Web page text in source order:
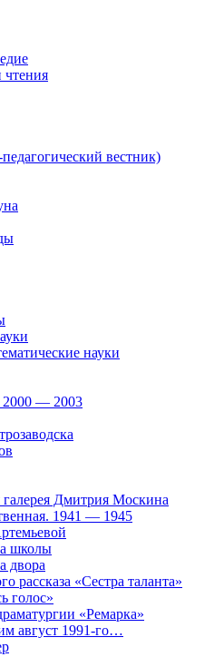
чтения
вестник)
науки
— 2003
галерея Дмитрия Москина
1941 — 1945
школы
двора
рассказа «Сестра таланта»
голос»
«Ремарка»
август 1991-го…